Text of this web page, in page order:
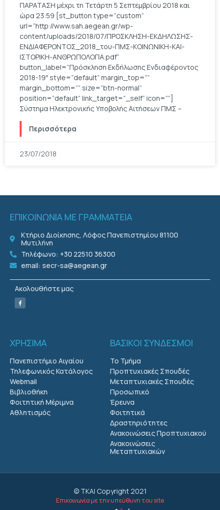
ΠΑΡΑΤΑΣΗ μέχρι τη Τετάρτη 5 Σεπτεμβρίου 2018 και
ώρα 23:59 [st_button type=”custom”
url=”http://www.sah.aegean.gr/wp-
content/uploads/2018/07/ΠΡΟΣΚΛΗΣΗ-ΕΚΔΗΛΩΣΗΣ-
ΕΝΔΙΑΦΕΡΟΝΤΟΣ_2018_του-ΠΜΣ-ΚΟΙΝΩΝΙΚΗ-ΚΑΙ-
ΙΣΤΟΡΙΚΗ-ΑΝΘΡΩΠΟΛΟΓΙΑ.pdf”
button_label=”Πρόσκληση Εκδήλωσης Ενδιαφέροντος
2018-19″ style=”default” margin_top=””
margin_bottom=”” size=”btn-normal”
position=”default” link_target=”_self” icon=””]
Σύστημα Ηλεκτρονικής Υποβολής Αιτήσεων ΠΜΣ –
Περισσότερα
23/07/2018
ΕΠΙΚΟΙΝΩΝΙΑ ΜΕ ΓΡΑΜΜΑΤΕΙΑ
Κτήριο Διοίκησης, Λόφος Πανεπιστημίου 81100
Μυτιλήνη
Τηλέφωνο: +30 22510 36300
email: secr-sa@aegean.gr
Ακολουθήστε μας
ΧΡΗΣΙΜΑ
Πανεπιστήμιο Αιγαίου
Τηλεφωνικός Κατάλογος
Webmail
Βιβλιοθήκη
Φοιτητική Μέριμνα
Αθλητισμός
ΒΑΣΙΚΟΙ ΣΥΝΔΕΣΜΟΙ
Το Τμήμα
Προπτυχιακές Σπουδές
Μεταπτυχιακές Σπουδές
Προσωπικό
Έρευνα
Φοιτητικά
Δραστηριότητες
Ανακοινώσεις Προπτυχιακού
Ανακοινώσεις
Μεταπτυχιακών
© ΤΚΑΙ Copyright 2021
Επικοινωνία με την υπεύθυνη του site